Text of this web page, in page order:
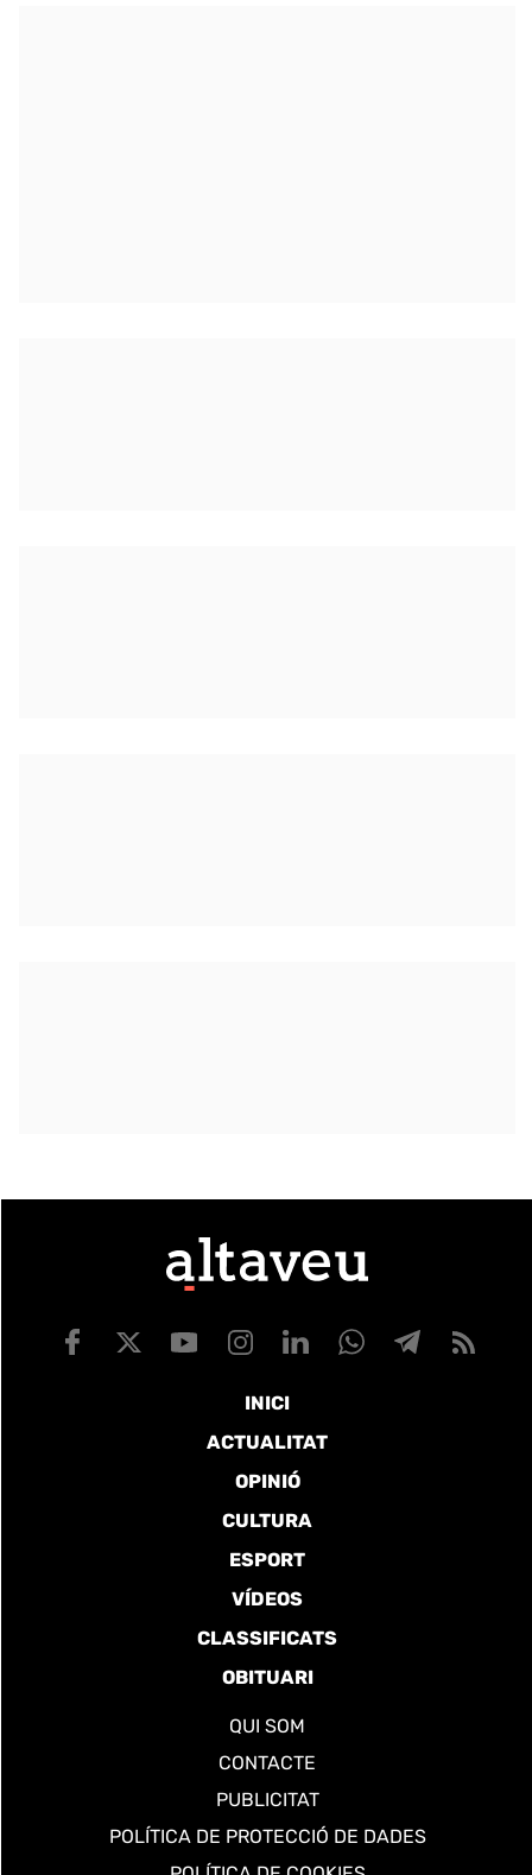
INICI
ACTUALITAT
OPINIÓ
CULTURA
ESPORT
VÍDEOS
CLASSIFICATS
OBITUARI
QUI SOM
CONTACTE
PUBLICITAT
POLÍTICA DE PROTECCIÓ DE DADES